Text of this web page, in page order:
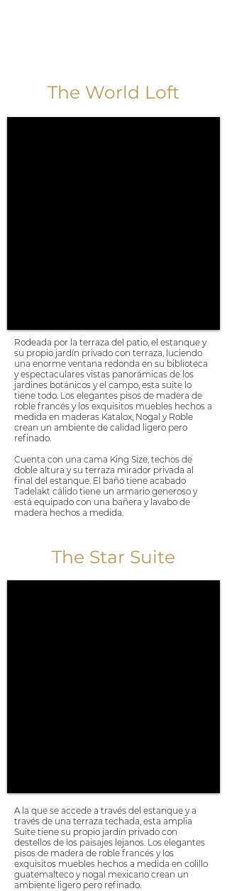
The World Loft
Rodeada por la terraza del patio, el estanque y
su propio jardín privado con terraza, luciendo
una enorme ventana redonda en su biblioteca
y espectaculares vistas panorámicas de los
jardines botánicos y el campo, esta suite lo
tiene todo. Los elegantes pisos de madera de
roble francés y los exquisitos muebles hechos a
medida en maderas Katalox, Nogal y Roble
crean un ambiente de calidad ligero pero
refinado.
Cuenta con una cama King Size, techos de
doble altura y su terraza mirador privada al
final del estanque. El baño tiene acabado
Tadelakt cálido tiene un armario generoso y
está equipado con una bañera y lavabo de
madera hechos a medida.
The Star Suite
A la que se accede a través del estanque y a
través de una terraza techada, esta amplia
Suite tiene su propio jardín privado con
destellos de los paisajes lejanos. Los elegantes
pisos de madera de roble francés y los
exquisitos muebles hechos a medida en colillo
guatemalteco y nogal mexicano crean un
ambiente ligero pero refinado.